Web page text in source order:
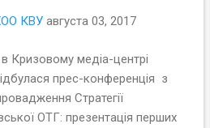
КВУ августа 03, 2017
Кризовому медіа-центрі
прес-конференція з
Стратегії
ОТГ: презентація перших